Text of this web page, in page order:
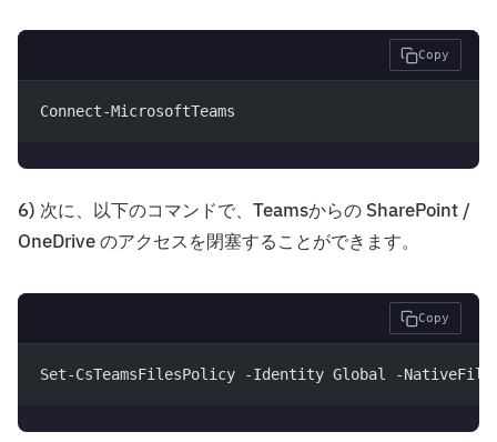
Copy
Connect-MicrosoftTeams
6) 次に、以下のコマンドで、Teamsからの SharePoint /
OneDrive のアクセスを閉塞することができます。
Copy
Set-CsTeamsFilesPolicy -Identity Global -